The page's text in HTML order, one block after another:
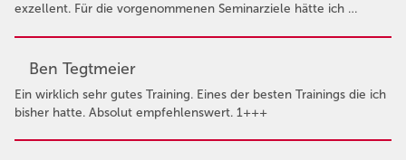
exzellent. Für die vorgenommenen Seminarziele hätte ich …
Ben Tegtmeier
Ein wirklich sehr gutes Training. Eines der besten Trainings die ich
bisher hatte. Absolut empfehlenswert. 1+++